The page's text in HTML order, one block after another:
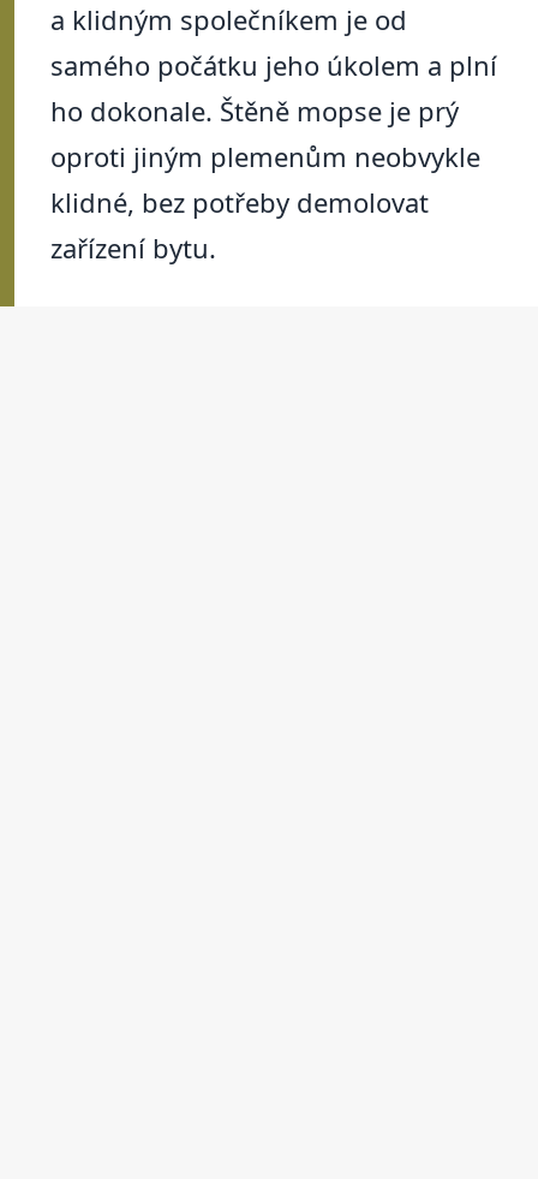
a klidným společníkem je od
samého počátku jeho úkolem a plní
ho dokonale. Štěně mopse je prý
oproti jiným plemenům neobvykle
klidné, bez potřeby demolovat
zařízení bytu.